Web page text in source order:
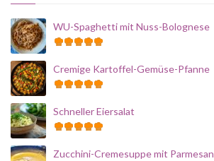
WU-Spaghetti mit Nuss-Bolognese
Cremige Kartoffel-Gemüse-Pfanne
Schneller Eiersalat
Zucchini-Cremesuppe mit Parmesan